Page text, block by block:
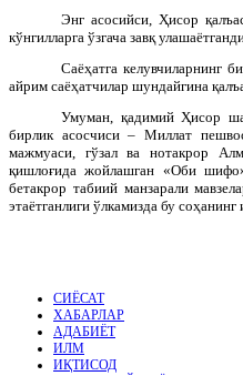
Энг асосийси, Ҳисор
кўнгилларга ўзгача завқ
Саёҳатга келувчиларнинг
айрим саёҳатчилар шундайгина
Умуман, қадимий Ҳисор
бирлик асосчиси – Миллат
мажмуаси, гўзал ва нотакрор
қишлоғида жойлашган «Оби
бетакрор табиий манзарали
этаётганлиги ўлкамизда бу
СИЁСАТ
ХАБАРЛАР
АДАБИЁТ
ИЛМ
ИҚТИСОД